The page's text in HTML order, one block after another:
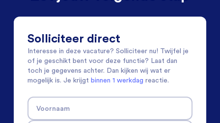
Solliciteer direct
Interesse in deze vacature? Solliciteer nu! Twijfel je
of je geschikt bent voor deze functie? Laat dan
toch je gegevens achter. Dan kijken wij wat er
mogelijk is. Je krijgt binnen 1 werkdag reactie.
Voornaam